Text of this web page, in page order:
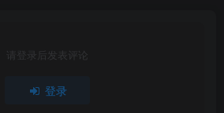
请登录后发表评论
登录